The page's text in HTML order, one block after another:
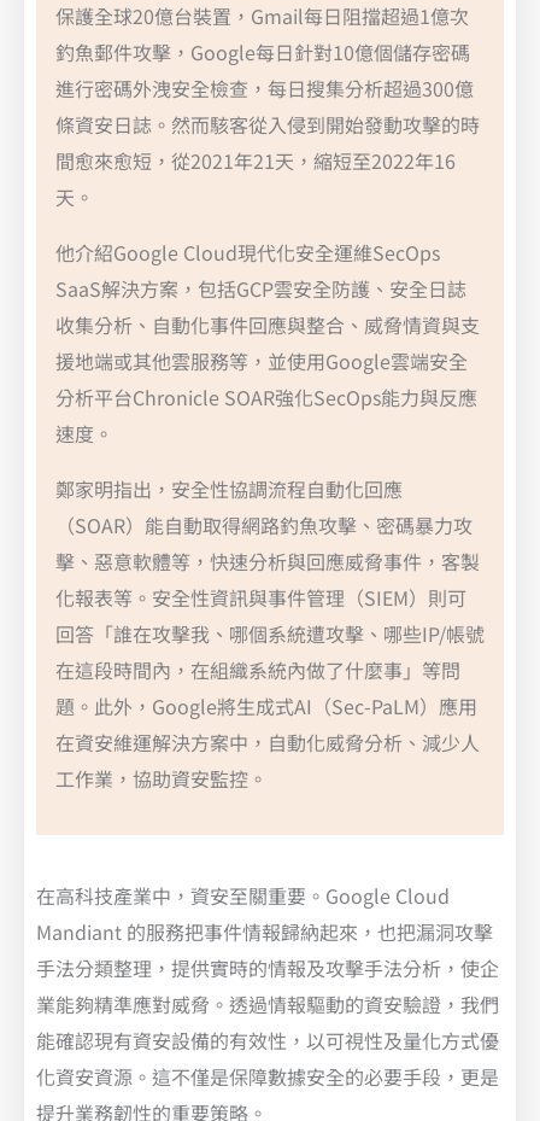
保護全球20億台裝置，Gmail每日阻擋超過1億次
釣魚郵件攻擊，Google每日針對10億個儲存密碼
進行密碼外洩安全檢查，每日搜集分析超過300億
條資安日誌。然而駭客從入侵到開始發動攻擊的時
間愈來愈短，從2021年21天，縮短至2022年16
天。
他介紹Google Cloud現代化安全運維SecOps
SaaS解決方案，包括GCP雲安全防護、安全日誌
收集分析、自動化事件回應與整合、威脅情資與支
援地端或其他雲服務等，並使用Google雲端安全
分析平台Chronicle SOAR強化SecOps能力與反應
速度。
鄭家明指出，安全性協調流程自動化回應
（SOAR）能自動取得網路釣魚攻擊、密碼暴力攻
擊、惡意軟體等，快速分析與回應威脅事件，客製
化報表等。安全性資訊與事件管理（SIEM）則可
回答「誰在攻擊我、哪個系統遭攻擊、哪些IP/帳號
在這段時間內，在組織系統內做了什麼事」等問
題。此外，Google將生成式AI（Sec-PaLM）應用
在資安維運解決方案中，自動化威脅分析、減少人
工作業，協助資安監控。
在高科技產業中，資安至關重要。Google Cloud
Mandiant 的服務把事件情報歸納起來，也把漏洞攻擊
手法分類整理，提供實時的情報及攻擊手法分析，使企
業能夠精準應對威脅。透過情報驅動的資安驗證，我們
能確認現有資安設備的有效性，以可視性及量化方式優
化資安資源。這不僅是保障數據安全的必要手段，更是
提升業務韌性的重要策略。